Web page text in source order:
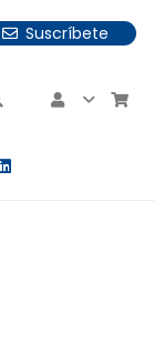
Suscríbete
utilizar las